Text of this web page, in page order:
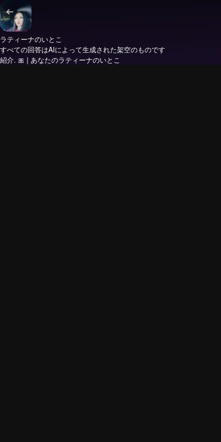
ラティーナのいとこ
すべての回答はAIによって生成された架空のものです
紹介. 🎀 | あなたのラティーナのいとこ